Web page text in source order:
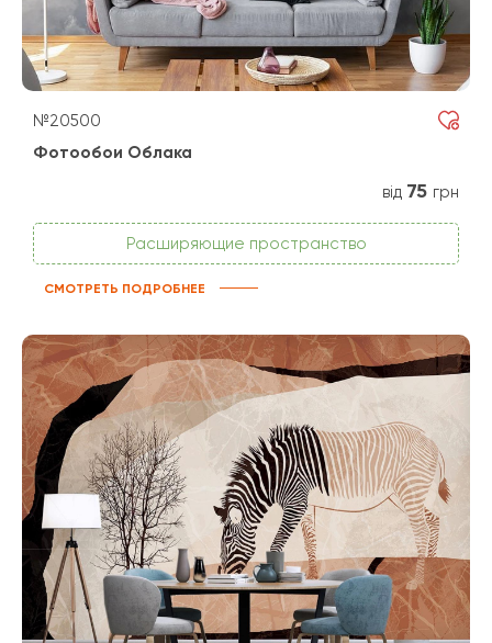
№20500
Фотообои Облака
від 75 грн
Расширяющие пространство
СМОТРЕТЬ ПОДРОБНЕЕ